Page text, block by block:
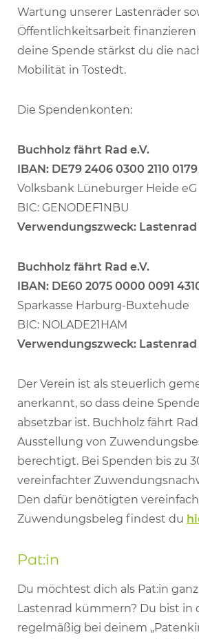
Wartung unserer Lastenräder
Öffentlichkeitsarbeit finanzieren
deine Spende stärkst du die
Mobilität in Tostedt.
Die Spendenkonten:
Buchholz fährt Rad e.V.
IBAN: DE79 2406 0300 2110
Volksbank Lüneburger Heide eG
BIC: GENODEF1NBU
Verwendungszweck:
Buchholz fährt Rad e.V.
IBAN: DE60 2075 0000 0091
Sparkasse Harburg-Buxtehude
BIC: NOLADE21HAM
Verwendungszweck:
Der Verein ist als steuerlich
anerkannt, so dass deine
absetzbar ist. Buchholz fährt Rad
Ausstellung von
berechtigt. Bei Spenden bis zu
vereinfachter
Den dafür benötigten
Zuwendungsbeleg findest du
Pat:in
Du möchtest dich als Pat:in
Lastenrad kümmern? Du bist in
regelmäßig bei deinem